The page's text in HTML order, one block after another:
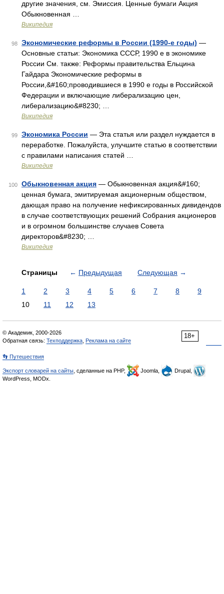
другие значения, см. Эмиссия. Ценные бумаги Акция
Обыкновенная …
Википедия
98 Экономические реформы в России (1990-е годы) —
Основные статьи: Экономика СССР, 1990 е в экономике
России См. также: Реформы правительства Ельцина
Гайдара Экономические реформы в
России,&#160;проводившиеся в 1990 е годы в Российской
Федерации и включающие либерализацию цен,
либерализацию&#8230; …
Википедия
99 Экономика России — Эта статья или раздел нуждается в
переработке. Пожалуйста, улучшите статью в соответствии
с правилами написания статей …
Википедия
100 Обыкновенная акция — Обыкновенная акция&#160;
ценная бумага, эмитируемая акционерным обществом,
дающая право на получение нефиксированных дивидендов
в случае соответствующих решений Собрания акционеров
и в огромном большинстве случаев Совета
директоров&#8230; …
Википедия
Страницы ← Предыдущая Следующая →
1 2 3 4 5 6 7 8
9
10
11 12 13
18+
© Академик, 2000-2026
Обратная связь: Техподдержка Реклама на сайте
👣 Путешествия
Экспорт словарей на сайты , сделанные на PHP, Joomla,
Drupal,
WordPress, MODx.